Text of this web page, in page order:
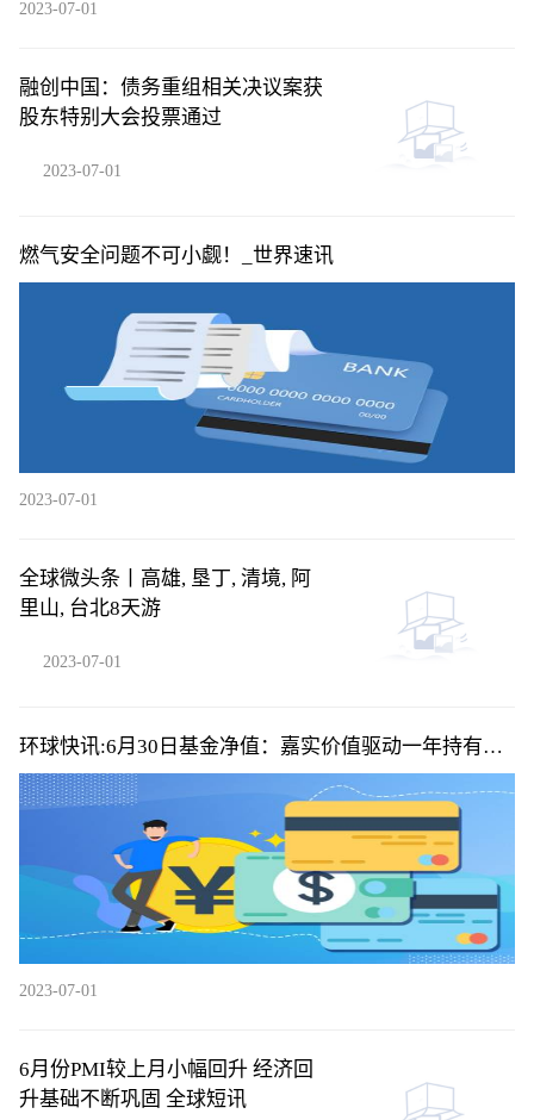
2023-07-01
融创中国：债务重组相关决议案获
股东特别大会投票通过
2023-07-01
燃气安全问题不可小觑！_世界速讯
2023-07-01
全球微头条丨高雄, 垦丁, 清境, 阿
里山, 台北8天游
2023-07-01
环球快讯:6月30日基金净值：嘉实价值驱动一年持有期
混合A最新净值0.8907，涨0.7%
2023-07-01
6月份PMI较上月小幅回升 经济回
升基础不断巩固 全球短讯